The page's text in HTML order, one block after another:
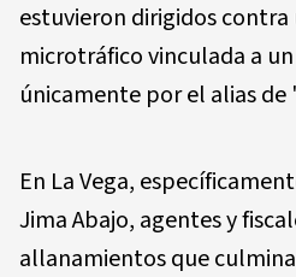
estuvieron dirigidos contra
microtráfico vinculada a
únicamente por el alias de
En La Vega,
Jima Abajo, agentes y
allanamientos que